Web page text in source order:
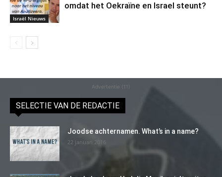
Israël Nieuws
omdat het Oekraïne en Israel steunt?
Advertentie (11)
SELECTIE VAN DE REDACTIE
Joodse achternamen. What’s in a name?
22 januari 2016